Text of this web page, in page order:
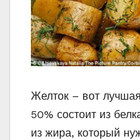
Желток – вот
50% состоит из
из жира, который